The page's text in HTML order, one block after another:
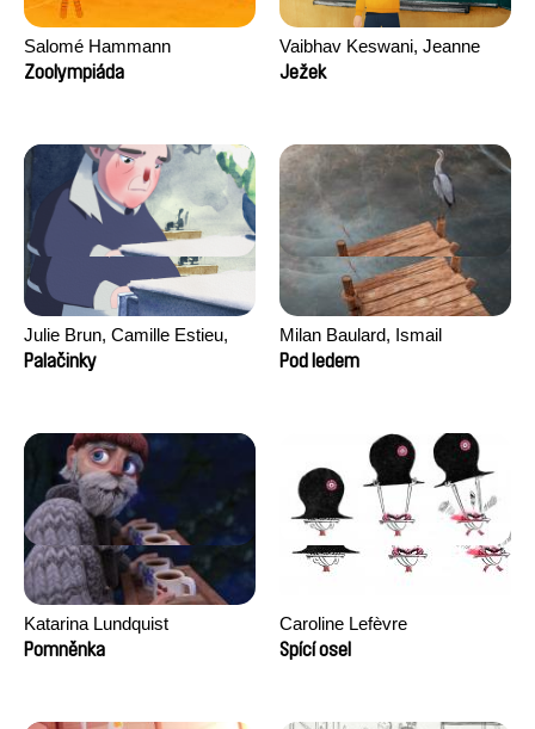
Salomé Hammann
Zoolympiáda
Vaibhav Keswani, Jeanne
Laureau, Colombine Majou,
Ježek
Julie Brun, Camille Estieu,
Jiamin Peng
Palačinky
Milan Baulard, Ismail
Berrahma, Flore Dupont,
Pod ledem
Katarina Lundquist
Pomněnka
Caroline Lefèvre
Spící osel